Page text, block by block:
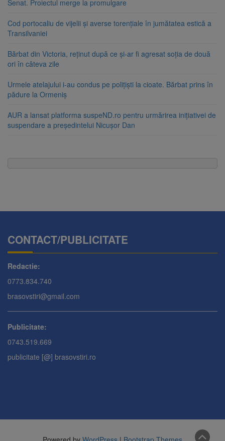
Senat. Proiectul merge la promulgare
Cod portocaliu de vijelii și averse torențiale în jumătatea estică a
Transilvaniei
Bărbat din Victoria, reținut după ce și-ar fi agresat soția de două
ori în câteva zile
Urmele atelajului i-au condus pe polițiști la cioate. Bărbat prins în
pădure la Ormeniș
AUR a lansat platforma suspeND.ro pentru urmărirea inițiativei de
suspendare a președintelui Nicușor Dan
CONTACT/PUBLICITATE
Redactie:
0773.834.740
brasovstiri@gmail.com
Publicitate:
0743.519.669
publicitate [@] brasovstiri.ro